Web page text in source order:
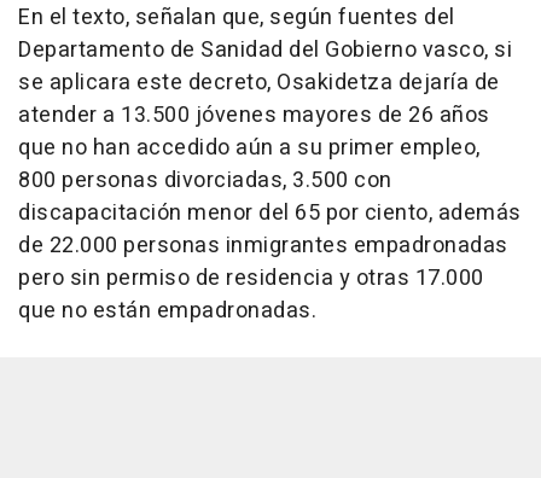
En el texto, señalan que, según fuentes del
Departamento de Sanidad del Gobierno vasco, si
se aplicara este decreto, Osakidetza dejaría de
atender a 13.500 jóvenes mayores de 26 años
que no han accedido aún a su primer empleo,
800 personas divorciadas, 3.500 con
discapacitación menor del 65 por ciento, además
de 22.000 personas inmigrantes empadronadas
pero sin permiso de residencia y otras 17.000
que no están empadronadas.